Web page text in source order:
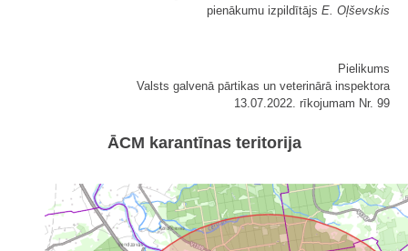
pienākumu izpildītājs E. Oļševskis
Pielikums
Valsts galvenā pārtikas un veterinārā inspektora
13.07.2022. rīkojumam Nr. 99
ĀCM karantīnas teritorija